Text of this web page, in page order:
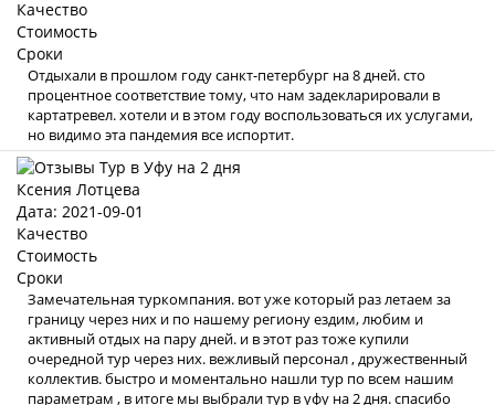
Качество
Стоимость
Сроки
Отдыхали в прошлом году санкт-петербург на 8 дней. сто
процентное соответствие тому, что нам задекларировали в
картатревел. хотели и в этом году воспользоваться их услугами,
но видимо эта пандемия все испортит.
Ксения Лотцева
Дата: 2021-09-01
Качество
Стоимость
Сроки
Замечательная туркомпания. вот уже который раз летаем за
границу через них и по нашему региону ездим, любим и
активный отдых на пару дней. и в этот раз тоже купили
очередной тур через них. вежливый персонал , дружественный
коллектив. быстро и моментально нашли тур по всем нашим
параметрам , в итоге мы выбрали тур в уфу на 2 дня. спасибо